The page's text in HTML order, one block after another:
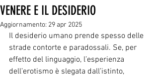
VENERE E IL DESIDERIO
Aggiornamento: 29 apr 2025
Il desiderio umano prende spesso delle
strade contorte e paradossali. Se, per
effetto del linguaggio, l’esperienza
dell’erotismo è slegata dall’istinto,